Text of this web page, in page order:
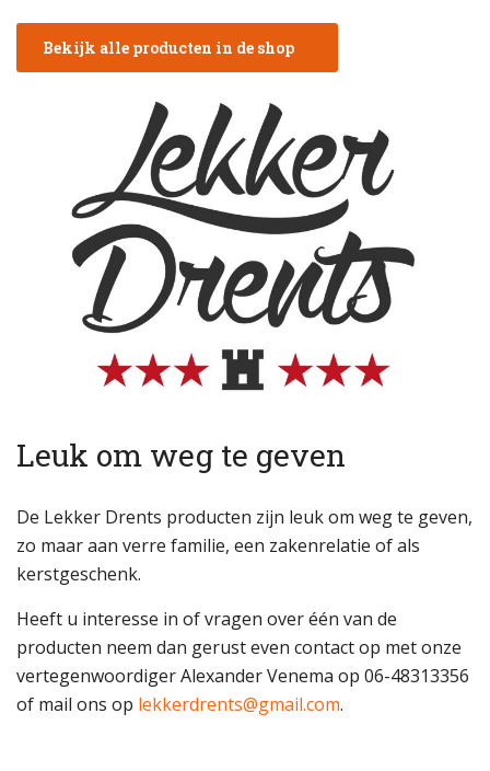
Bekijk alle producten in de shop
Leuk om weg te geven
De Lekker Drents producten zijn leuk om weg te geven,
zo maar aan verre familie, een zakenrelatie of als
kerstgeschenk.
Heeft u interesse in of vragen over één van de
producten neem dan gerust even contact op met onze
vertegenwoordiger Alexander Venema op 06-48313356
of mail ons op lekkerdrents@gmail.com.